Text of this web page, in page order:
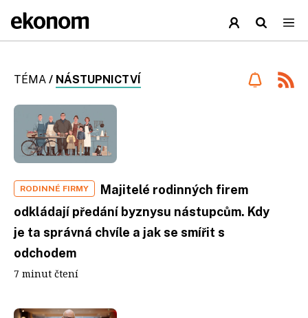
TÉMA / NÁSTUPNICTVÍ
RODINNÉ FIRMY
Majitelé rodinných firem
odkládají předání byznysu nástupcům. Kdy
je ta správná chvíle a jak se smířit s
odchodem
7 minut čtení